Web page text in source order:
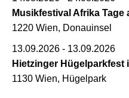
Musikfestival Afrika
1220 Wien, Donauinsel
13.09.2026 - 13.09.2026
Hietzinger Hügelparkfest
1130 Wien, Hügelpark